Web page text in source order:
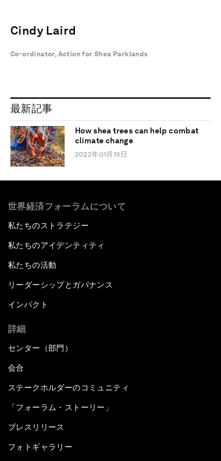
Cindy Laird
Co-ordinator, Action for Shea Parklands
最新記事
How shea trees can help combat
climate change
2022年01月13日
世界経済フォーラムについて
私たちのストラテジー
私たちのアイデンティティ
私たちの活動
リーダーシップとガバナンス
インパクト
詳細
センター（部門）
会合
ステークホルダーのコミュニティ
「フォーラム・ストーリー」
プレスリリース
フォトギャラリー